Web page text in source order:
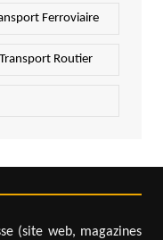
Ferroviaire
Transport Routier
(site web, magazines